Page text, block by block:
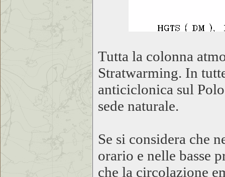
Tutta la colonna
Stratwarming. In
anticiclonica sul
sede naturale.
Se si considera che
orario e nelle basse
che la circolazione